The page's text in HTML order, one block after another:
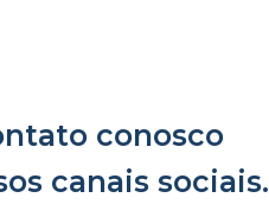
conosco
canais sociais.